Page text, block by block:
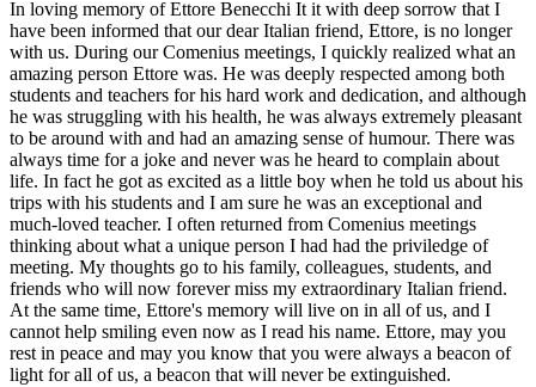
In loving memory of Ettore Benecchi It it with deep sorrow that I
have been informed that our dear Italian friend, Ettore, is no longer
with us. During our Comenius meetings, I quickly realized what an
amazing person Ettore was. He was deeply respected among both
students and teachers for his hard work and dedication, and although
he was struggling with his health, he was always extremely pleasant
to be around with and had an amazing sense of humour. There was
always time for a joke and never was he heard to complain about
life. In fact he got as excited as a little boy when he told us about his
trips with his students and I am sure he was an exceptional and
much-loved teacher. I often returned from Comenius meetings
thinking about what a unique person I had had the priviledge of
meeting. My thoughts go to his family, colleagues, students, and
friends who will now forever miss my extraordinary Italian friend.
At the same time, Ettore's memory will live on in all of us, and I
cannot help smiling even now as I read his name. Ettore, may you
rest in peace and may you know that you were always a beacon of
light for all of us, a beacon that will never be extinguished.